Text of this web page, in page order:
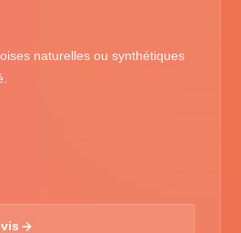
naturelles ou synthétiques